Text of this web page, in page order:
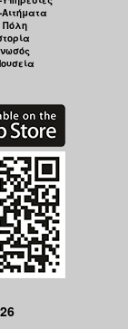
Αιτήματα
Πόλη